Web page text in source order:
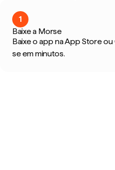
1
Baixe a Morse
Baixe o app na App Store
se em minutos.